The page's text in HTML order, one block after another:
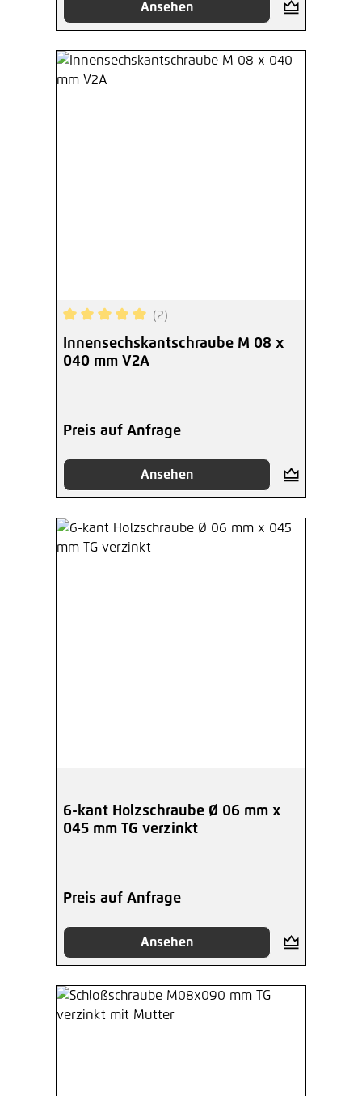
Ansehen
Durchschnittliche Bewertung von 5 von 5
(2)
Innensechskantschraube M 08 x
040 mm V2A
Preis auf Anfrage
Ansehen
6-kant Holzschraube Ø 06 mm x
045 mm TG verzinkt
Preis auf Anfrage
Ansehen